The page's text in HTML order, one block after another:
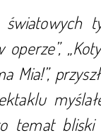
Mia!”,
temat